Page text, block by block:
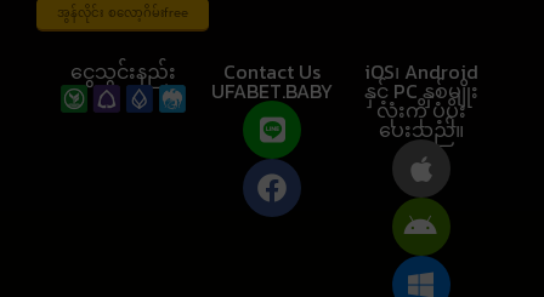
အွန်လိုင်း စလော့ဂိမ်းfree
ငွေသွင်းနည်း Contact Us
UFABET.BABY
iOS၊ Android
နှင့် PC နှစ်မျိုး
လုံးကို ပံ့ပိုး
ပေးသည်။